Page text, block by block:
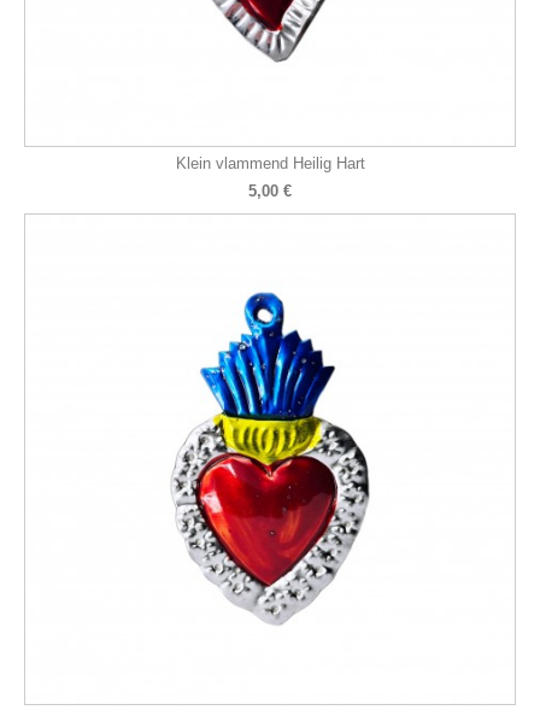
Klein vlammend Heilig Hart
5,00 €